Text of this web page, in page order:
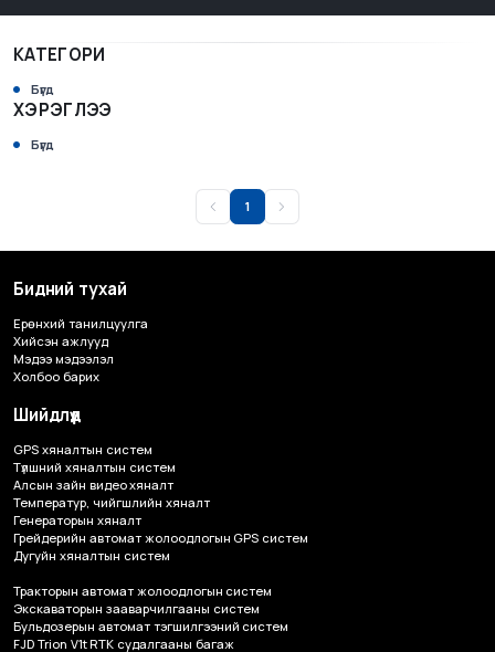
КАТЕГОРИ
Бүгд
ХЭРЭГЛЭЭ
Бүгд
1
Бидний тухай
Ерөнхий танилцуулга
Хийсэн ажлууд
Мэдээ мэдээлэл
Холбоо барих
Шийдлүүд
GPS хяналтын систем
Түлшний хяналтын систем
Алсын зайн видео хяналт
Температур, чийгшлийн хяналт
Генераторын хяналт
Грейдерийн автомат жолоодлогын GPS систем
Дугуйн хяналтын систем
Тракторын автомат жолоодлогын систем
Экскаваторын зааварчилгааны систем
Бульдозерын автомат тэгшилгээний систем
FJD Trion V1t RTK судалгааны багаж